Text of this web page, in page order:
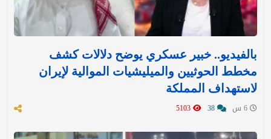
بالفيديو.. خبير عسكري يوضح دلالات كشف
مخطط الحوثيين والميليشيات الموالية لإيران
لاستهداف المملكة